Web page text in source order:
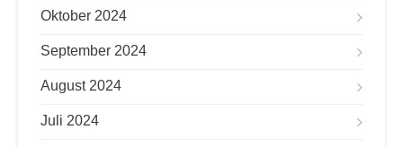
Oktober 2024
September 2024
August 2024
Juli 2024